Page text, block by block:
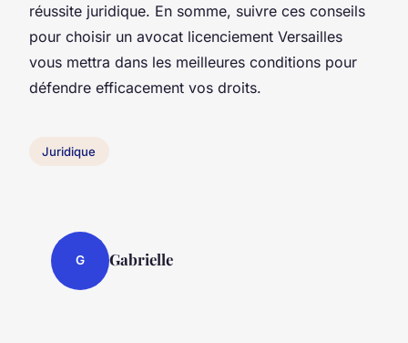
réussite juridique. En somme, suivre ces conseils
pour choisir un avocat licenciement Versailles
vous mettra dans les meilleures conditions pour
défendre efficacement vos droits.
Juridique
G Gabrielle